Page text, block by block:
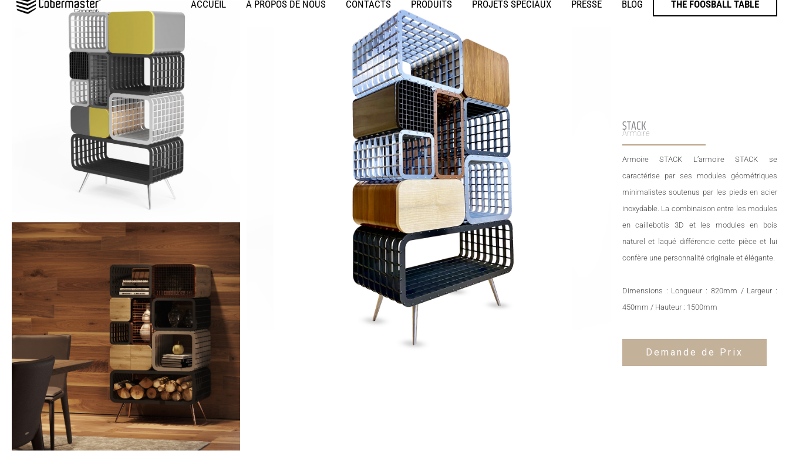
ACCUEIL À PROPOS DE NOUS CONTACTS PRODUITS PROJETS SPÉCIAUX PRESSE BLOG THE FOOSBALL TABLE
STACK
Armoire
Armoire STACK L’armoire STACK se
caractérise par ses modules géométriques
minimalistes soutenus par les pieds en acier
inoxydable. La combinaison entre les modules
en caillebotis 3D et les modules en bois
naturel et laqué différencie cette pièce et lui
confère une personnalité originale et élégante.
Dimensions : Longueur : 820mm / Largeur :
450mm / Hauteur : 1500mm
Demande de Prix